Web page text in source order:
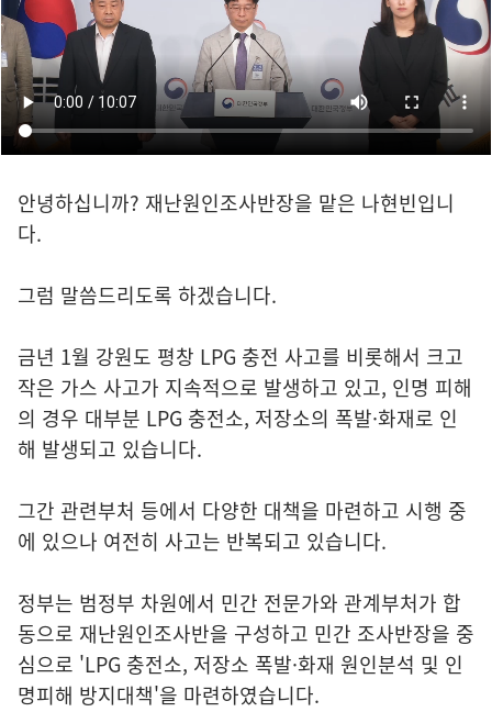
안녕하십니까? 재난원인조사반장을 맡은 나현빈입니
다.
그럼 말씀드리도록 하겠습니다.
금년 1월 강원도 평창 LPG 충전 사고를 비롯해서 크고
작은 가스 사고가 지속적으로 발생하고 있고, 인명 피해
의 경우 대부분 LPG 충전소, 저장소의 폭발·화재로 인
해 발생되고 있습니다.
그간 관련부처 등에서 다양한 대책을 마련하고 시행 중
에 있으나 여전히 사고는 반복되고 있습니다.
정부는 범정부 차원에서 민간 전문가와 관계부처가 합
동으로 재난원인조사반을 구성하고 민간 조사반장을 중
심으로 'LPG 충전소, 저장소 폭발·화재 원인분석 및 인
명피해 방지대책'을 마련하였습니다.